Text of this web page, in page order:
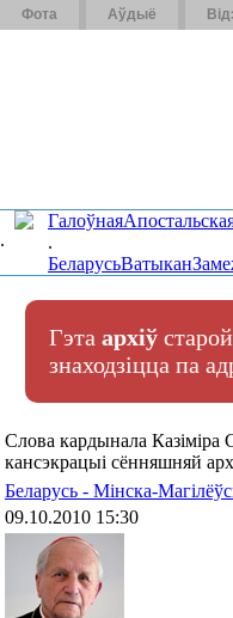
Фота Аўдыё
.
Галоўная
.
БеларусьВатыкан
Гэта архіў
знаходзіцца па
Слова кардынала Казіміра
кансэкрацыі сённяшняй
Беларусь - Мінска-
09.10.2010 15:30